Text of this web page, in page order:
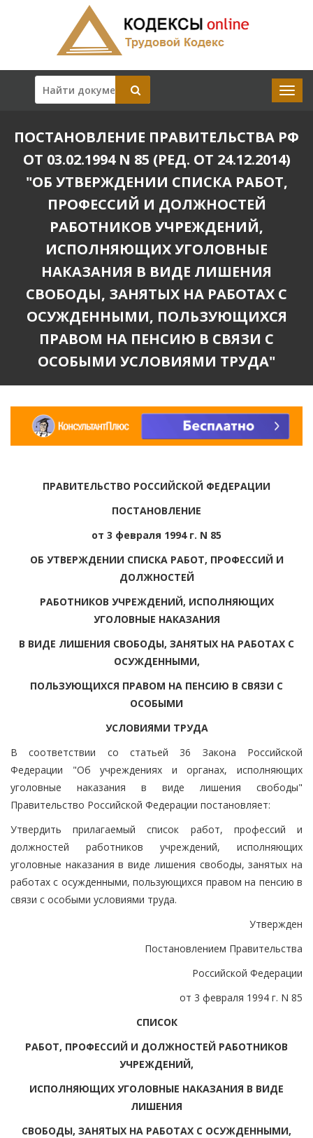
ПОСТАНОВЛЕНИЕ ПРАВИТЕЛЬСТВА РФ
ОТ 03.02.1994 N 85 (РЕД. ОТ 24.12.2014)
"ОБ УТВЕРЖДЕНИИ СПИСКА РАБОТ,
ПРОФЕССИЙ И ДОЛЖНОСТЕЙ
РАБОТНИКОВ УЧРЕЖДЕНИЙ,
ИСПОЛНЯЮЩИХ УГОЛОВНЫЕ
НАКАЗАНИЯ В ВИДЕ ЛИШЕНИЯ
СВОБОДЫ, ЗАНЯТЫХ НА РАБОТАХ С
ОСУЖДЕННЫМИ, ПОЛЬЗУЮЩИХСЯ
ПРАВОМ НА ПЕНСИЮ В СВЯЗИ С
ОСОБЫМИ УСЛОВИЯМИ ТРУДА"
ПРАВИТЕЛЬСТВО РОССИЙСКОЙ ФЕДЕРАЦИИ
ПОСТАНОВЛЕНИЕ
от 3 февраля 1994 г. N 85
ОБ УТВЕРЖДЕНИИ СПИСКА РАБОТ, ПРОФЕССИЙ И
ДОЛЖНОСТЕЙ
РАБОТНИКОВ УЧРЕЖДЕНИЙ, ИСПОЛНЯЮЩИХ
УГОЛОВНЫЕ НАКАЗАНИЯ
В ВИДЕ ЛИШЕНИЯ СВОБОДЫ, ЗАНЯТЫХ НА РАБОТАХ С
ОСУЖДЕННЫМИ,
ПОЛЬЗУЮЩИХСЯ ПРАВОМ НА ПЕНСИЮ В СВЯЗИ С
ОСОБЫМИ
УСЛОВИЯМИ ТРУДА
В соответствии со статьей 36 Закона Российской
Федерации "Об учреждениях и органах, исполняющих
уголовные наказания в виде лишения свободы"
Правительство Российской Федерации постановляет:
Утвердить прилагаемый список работ, профессий и
должностей работников учреждений, исполняющих
уголовные наказания в виде лишения свободы, занятых на
работах с осужденными, пользующихся правом на пенсию в
связи с особыми условиями труда.
Утвержден
Постановлением Правительства
Российской Федерации
от 3 февраля 1994 г. N 85
СПИСОК
РАБОТ, ПРОФЕССИЙ И ДОЛЖНОСТЕЙ РАБОТНИКОВ
УЧРЕЖДЕНИЙ,
ИСПОЛНЯЮЩИХ УГОЛОВНЫЕ НАКАЗАНИЯ В ВИДЕ
ЛИШЕНИЯ
СВОБОДЫ, ЗАНЯТЫХ НА РАБОТАХ С ОСУЖДЕННЫМИ,